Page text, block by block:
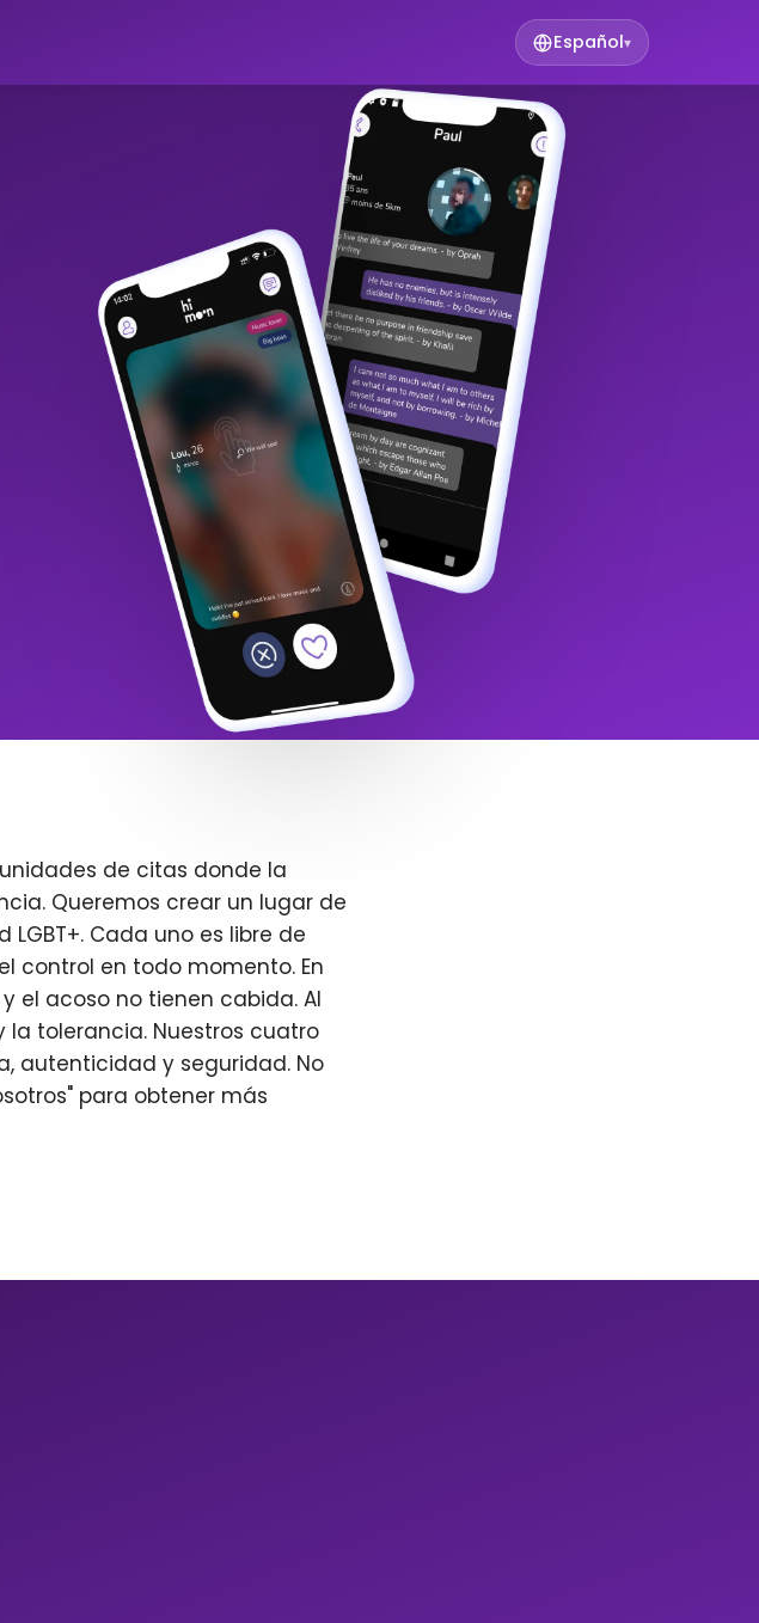
Español▾
de citas donde la
Queremos crear un lugar de
Cada uno es libre de
control en todo momento. En
el acoso no tienen cabida. Al
tolerancia. Nuestros cuatro
autenticidad y seguridad. No
para obtener más